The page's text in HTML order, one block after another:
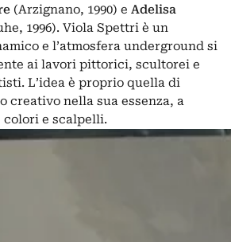
(Arzignano, 1990) e Adelisa
1996). Viola Spettri è un
e l’atmosfera underground si
ai lavori pittorici, scultorei e
L’idea è proprio quella di
creativo nella sua essenza, a
e scalpelli.